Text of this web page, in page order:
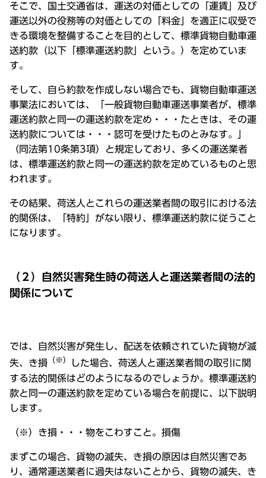
そこで、国土交通省は、運送の対価としての「運賃」及び
運送以外の役務等の対価としての「料金」を適正に収受で
きる環境を整備することを目的として、標準貨物自動車運
送約款（以下「標準運送約款」という。）を定めていま
す。
そして、自ら約款を作成しない場合でも、貨物自動車運送
事業法においては、「一般貨物自動車運送事業者が、標準
運送約款と同一の運送約款を定め・・・たときは、その運
送約款については・・・認可を受けたものとみなす。」
（同法第10条第3項）と規定しており、多くの運送業者
は、標準運送約款と同一の運送約款を定めているものと思
われます。
その結果、荷送人とこれらの運送業者間の取引における法
的関係は、「特約」がない限り、標準運送約款に従うこと
になります。
（２）自然災害発生時の荷送人と運送業者間の法的
関係について
では、自然災害が発生し、配送を依頼されていた貨物が滅
失、き損 （※）
した場合、荷送人と運送業者間の取引に関
する法的関係はどのようになるのでしょうか。標準運送約
款と同一の運送約款を定めている場合を前提に、以下説明
します。
（※）き損・・・物をこわすこと。損傷
まずこの場合、貨物の滅失、き損の原因は自然災害であ
り、通常運送業者に過失はないことから、貨物の滅失、き